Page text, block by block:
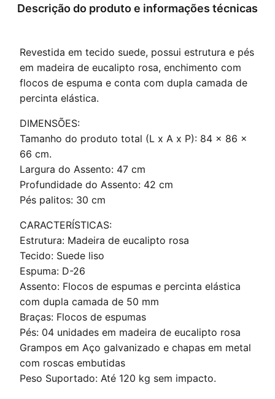
Descrição do produto e informações técnicas
Revestida em tecido suede, possui estrutura e pés
em madeira de eucalipto rosa, enchimento com
flocos de espuma e conta com dupla camada de
percinta elástica.
DIMENSÕES:
Tamanho do produto total (L x A x P): 84 x 86 x
66 cm.
Largura do Assento: 47 cm
Profundidade do Assento: 42 cm
Pés palitos: 30 cm
CARACTERÍSTICAS:
Estrutura: Madeira de eucalipto rosa
Tecido: Suede liso
Espuma: D-26
Assento: Flocos de espumas e percinta elástica
com dupla camada de 50 mm
Braças: Flocos de espumas
Pés: 04 unidades em madeira de eucalipto rosa
Grampos em Aço galvanizado e chapas em metal
com roscas embutidas
Peso Suportado: Até 120 kg sem impacto.